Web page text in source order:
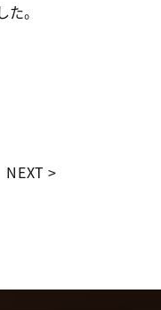
。
NEXT